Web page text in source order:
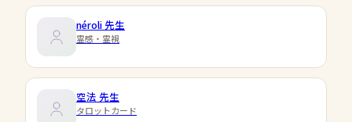
néroli先生
霊感・霊視
空法 先生
タロットカード